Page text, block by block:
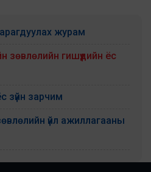
журам
зөвлөлийн гишүүдийн ёс
зүйн зарчим
үйл ажиллагааны